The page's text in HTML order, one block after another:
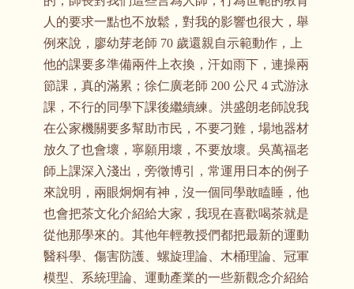
人的要求一點也不放鬆，對我的影響也很大，舉
例來說，廖幼芽老師 70 歲還親自示範動作，上
他的課要多準備兩件上衣換，汗如雨下，連操兩
節課，真的滿累；徐仁廣老師 200 公尺 4 式游泳
課，不行的同學下課後繼續練。洪盛朗老師說我
在公家機關要多幫助市民，不要刁難，場地器材
放久了也會壞，寧願用壞，不要放壞。吳萬福老
師上課深入淺出，旁徵博引，常運用日本的例子
來說明，兩眼炯炯有神，沒一個同學敢瞌睡，他
也會把茶文化介紹給大家，我現在喜歡喝茶就是
從他那學來的。其他年輕教授們都把最新的運動
醫科學、傷害防護、螺旋理論、木桶理論、冠軍
模型、系統理論、運動產業的一些新觀念介紹給